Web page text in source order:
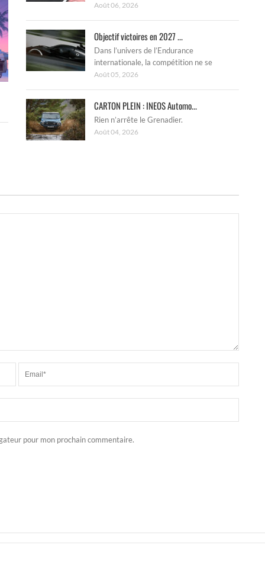
Août 06, 2026
Objectif victoires en 2027 ...
Dans l’univers de l’Endurance
internationale, la compétition ne se
Août 05, 2026
CARTON PLEIN : INEOS Automo...
Rien n’arrête le Grenadier.
Août 04, 2026
pour mon prochain commentaire.